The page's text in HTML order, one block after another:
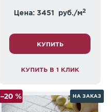
Цена: 3451 руб./м2
КУПИТЬ
КУПИТЬ В 1 КЛИК
–20 % НА ЗАКАЗ